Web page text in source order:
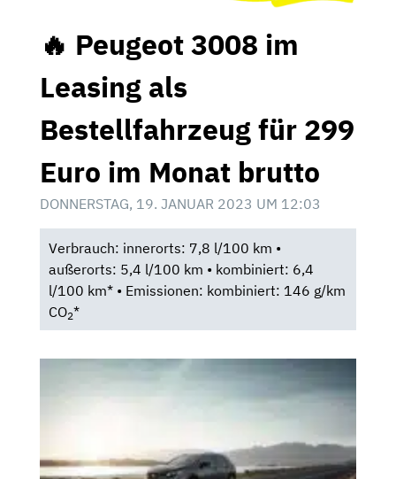
🔥 Peugeot 3008 im
Leasing als
Bestellfahrzeug für 299
Euro im Monat brutto
DONNERSTAG, 19. JANUAR 2023 UM 12:03
Verbrauch: innerorts: 7,8 l/100 km •
außerorts: 5,4 l/100 km • kombiniert: 6,4
l/100 km* • Emissionen: kombiniert: 146 g/km
CO2*